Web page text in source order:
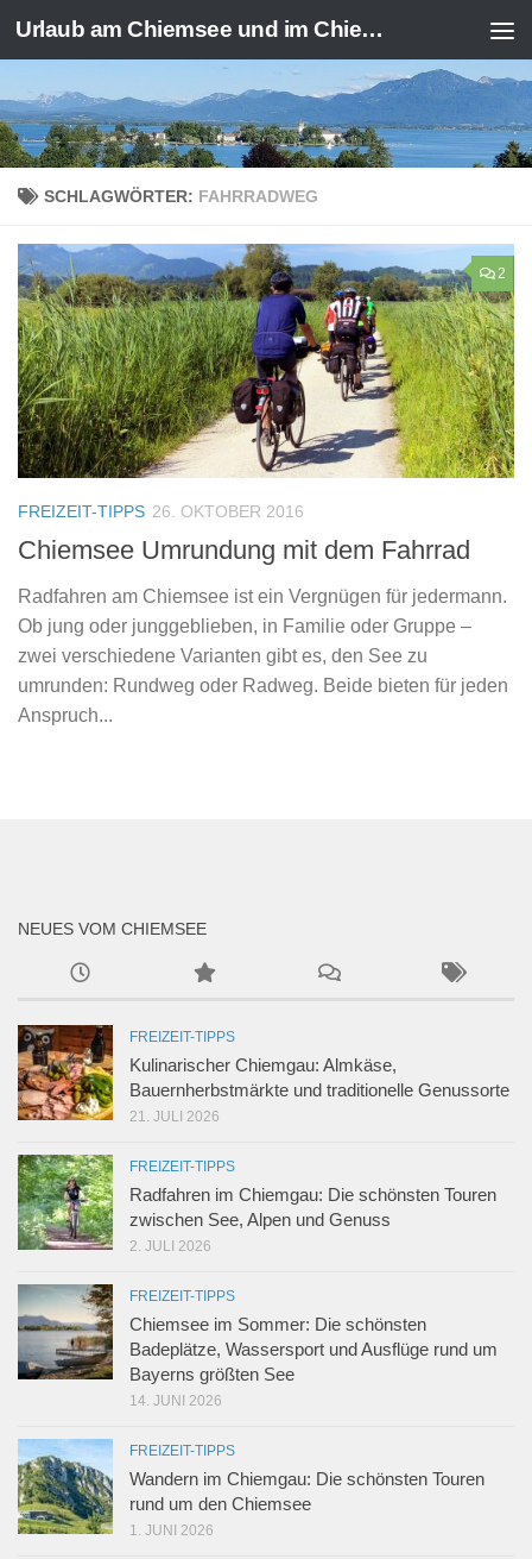
Zum Inhalt springen Urlaub am Chiemsee und im Chiemgau
SCHLAGWÖRTER: FAHRRADWEG
2
FREIZEIT-TIPPS 26. OKTOBER 2016
Chiemsee Umrundung mit dem Fahrrad
Radfahren am Chiemsee ist ein Vergnügen für jedermann.
Ob jung oder junggeblieben, in Familie oder Gruppe –
zwei verschiedene Varianten gibt es, den See zu
umrunden: Rundweg oder Radweg. Beide bieten für jeden
Anspruch...
NEUES VOM CHIEMSEE
FREIZEIT-TIPPS
Kulinarischer Chiemgau: Almkäse,
Bauernherbstmärkte und traditionelle Genussorte
21. JULI 2026
FREIZEIT-TIPPS
Radfahren im Chiemgau: Die schönsten Touren
zwischen See, Alpen und Genuss
2. JULI 2026
FREIZEIT-TIPPS
Chiemsee im Sommer: Die schönsten
Badeplätze, Wassersport und Ausflüge rund um
Bayerns größten See
14. JUNI 2026
FREIZEIT-TIPPS
Wandern im Chiemgau: Die schönsten Touren
rund um den Chiemsee
1. JUNI 2026